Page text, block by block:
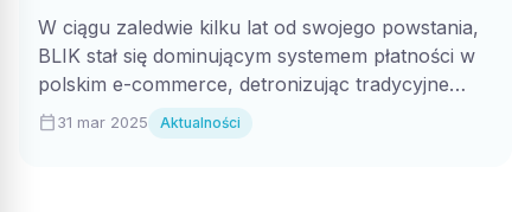
commerce
W ciągu zaledwie kilku lat od swojego powstania,
BLIK stał się dominującym systemem płatności w
polskim e-commerce, detronizując tradycyjne
metody...
calendar_today31 mar 2025 Aktualności